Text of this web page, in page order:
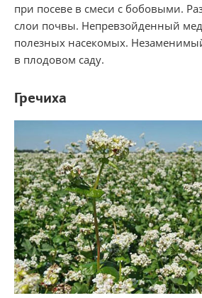
при посеве в смеси с бобовыми.
слои почвы. Непревзойденный
полезных насекомых.
в плодовом саду.
Гречиха